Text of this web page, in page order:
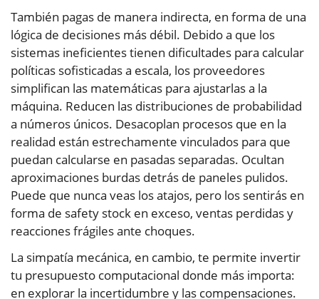
También pagas de manera indirecta, en forma de una
lógica de decisiones más débil. Debido a que los
sistemas ineficientes tienen dificultades para calcular
políticas sofisticadas a escala, los proveedores
simplifican las matemáticas para ajustarlas a la
máquina. Reducen las distribuciones de probabilidad
a números únicos. Desacoplan procesos que en la
realidad están estrechamente vinculados para que
puedan calcularse en pasadas separadas. Ocultan
aproximaciones burdas detrás de paneles pulidos.
Puede que nunca veas los atajos, pero los sentirás en
forma de safety stock en exceso, ventas perdidas y
reacciones frágiles ante choques.
La simpatía mecánica, en cambio, te permite invertir
tu presupuesto computacional donde más importa:
en explorar la incertidumbre y las compensaciones.